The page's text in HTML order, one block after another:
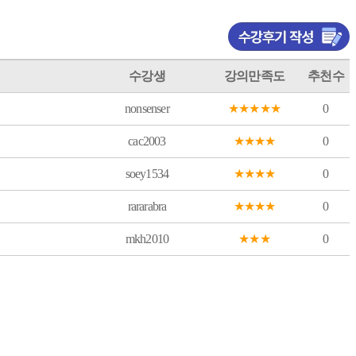
수강생 강의만족도 추천수
nonsenser ★★★★★ 0
cac2003 ★★★★ 0
soey1534 ★★★★ 0
rararabra ★★★★ 0
mkh2010 ★★★ 0